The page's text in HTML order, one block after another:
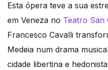
Esta ópera teve a sua
em Veneza no Teatro San
Francesco Cavalli
Medeia num drama
cidade libertina e